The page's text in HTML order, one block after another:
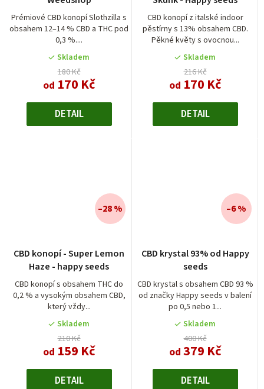
Prémiové CBD konopí Slothzilla s
obsahem 12–14 % CBD a THC pod
0,3 %....
Skladem
180 Kč
od 170 Kč
DETAIL
CBD konopí z italské indoor
pěstírny s 13% obsahem CBD.
Pěkné květy s ovocnou...
Skladem
216 Kč
od 170 Kč
DETAIL
CBD konopí - Super Lemon
Haze - happy seeds
CBD konopí s obsahem THC do
0,2 % a vysokým obsahem CBD,
který vždy...
hodnocení
produktu
je
4,0
z
5
hvězdiček.
Skladem
210 Kč
od 159 Kč
–28 %
DETAIL
CBD krystal 93% od Happy
seeds
CBD krystal s obsahem CBD 93 %
od značky Happy seeds v balení
po 0,5 nebo 1...
Skladem
400 Kč
od 379 Kč
–6 %
DETAIL